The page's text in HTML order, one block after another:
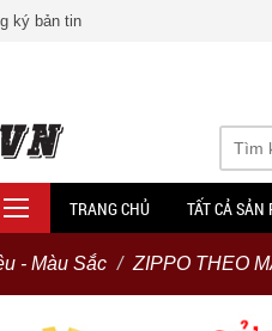
ký bản tin
TRANG CHỦ TẤT CẢ SẢN
- Màu Sắc ZIPPO THEO